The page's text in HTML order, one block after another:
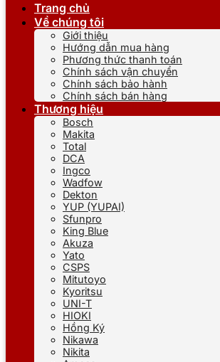
Trang chủ
Về chúng tôi
Giới thiệu
Hướng dẫn mua hàng
Phương thức thanh toán
Chính sách vận chuyển
Chính sách bảo hành
Chính sách bán hàng
Thương hiệu
Bosch
Makita
Total
DCA
Ingco
Wadfow
Dekton
YUP (YUPAI)
Sfunpro
King Blue
Akuza
Yato
CSPS
Mitutoyo
Kyoritsu
UNI-T
HIOKI
Hồng Ký
Nikawa
Nikita